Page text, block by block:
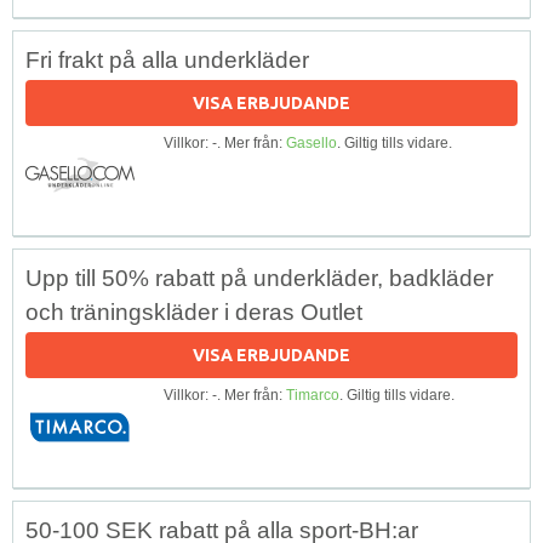
Fri frakt på alla underkläder
VISA ERBJUDANDE
Villkor: -. Mer från: Gasello. Giltig tills vidare.
Upp till 50% rabatt på underkläder, badkläder
och träningskläder i deras Outlet
VISA ERBJUDANDE
Villkor: -. Mer från: Timarco. Giltig tills vidare.
50-100 SEK rabatt på alla sport-BH:ar